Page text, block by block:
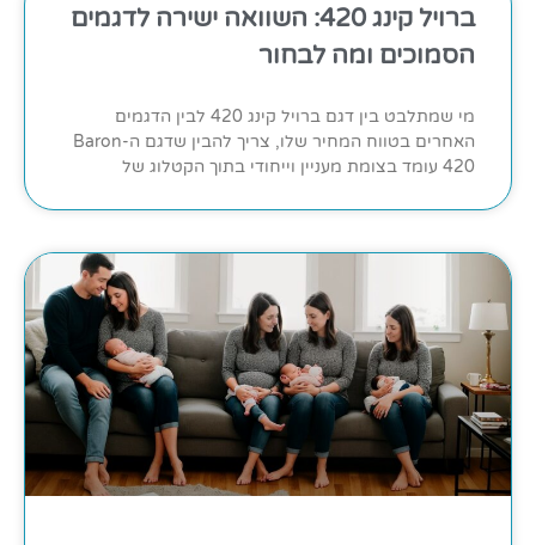
ברויל קינג 420: השוואה ישירה לדגמים
הסמוכים ומה לבחור
מי שמתלבט בין דגם ברויל קינג 420 לבין הדגמים
האחרים בטווח המחיר שלו, צריך להבין שדגם ה-Baron
420 עומד בצומת מעניין וייחודי בתוך הקטלוג של